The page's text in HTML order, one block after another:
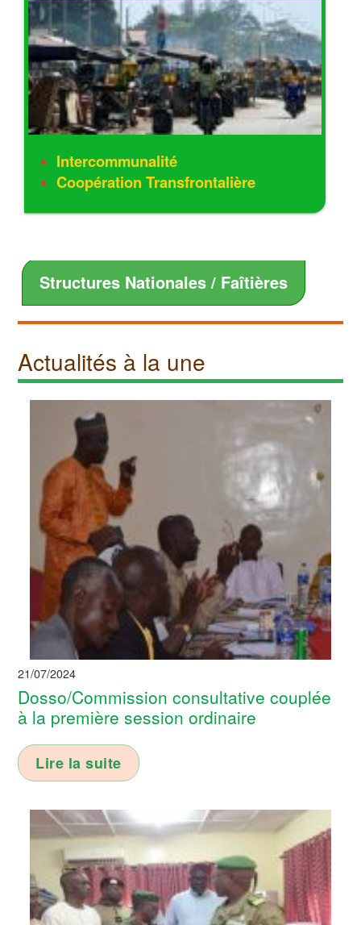
Intercommunalité
Coopération Transfrontalière
Structures Nationales / Faîtières
Actualités à la une
21/07/2024
Dosso/Commission consultative couplée
à la première session ordinaire
Lire la suite